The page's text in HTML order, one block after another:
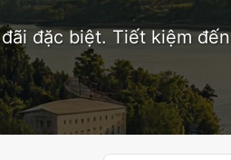
đặc biệt. Tiết kiệm đến